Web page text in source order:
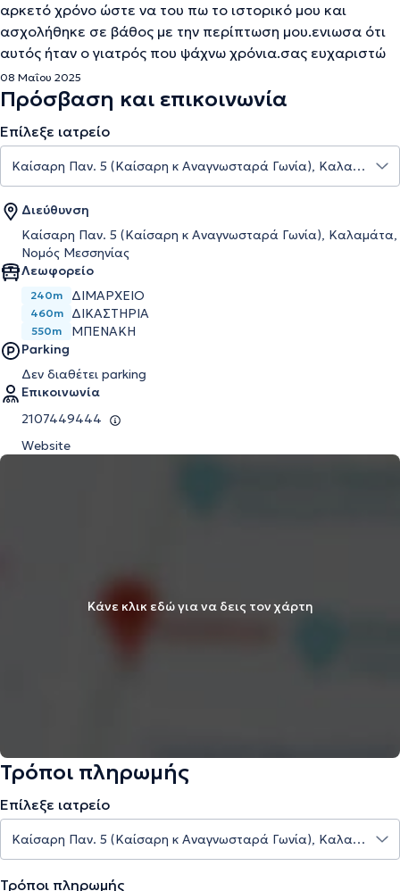
αρκετό χρόνο ώστε να του πω το ιστορικό μου και
ασχολήθηκε σε βάθος με την περίπτωση μου.ενιωσα ότι
αυτός ήταν ο γιατρός που ψάχνω χρόνια.σας ευχαριστώ
08 Μαΐου 2025
Πρόσβαση και επικοινωνία
Επίλεξε ιατρείο
Διεύθυνση
Καίσαρη Παν. 5 (Καίσαρη κ Αναγνωσταρά Γωνία), Καλαμάτα,
Νομός Μεσσηνίας
Λεωφορείο
240m ΔΙΜΑΡΧΕΙΟ
460m ΔΙΚΑΣΤΉΡΙΑ
550m
ΜΠΕΝΆΚΗ
Parking
Δεν διαθέτει parking
Επικοινωνία
2107449444
Website
Κάνε κλικ εδώ για να δεις τον χάρτη
Τρόποι πληρωμής
Επίλεξε ιατρείο
Τρόποι πληρωμής